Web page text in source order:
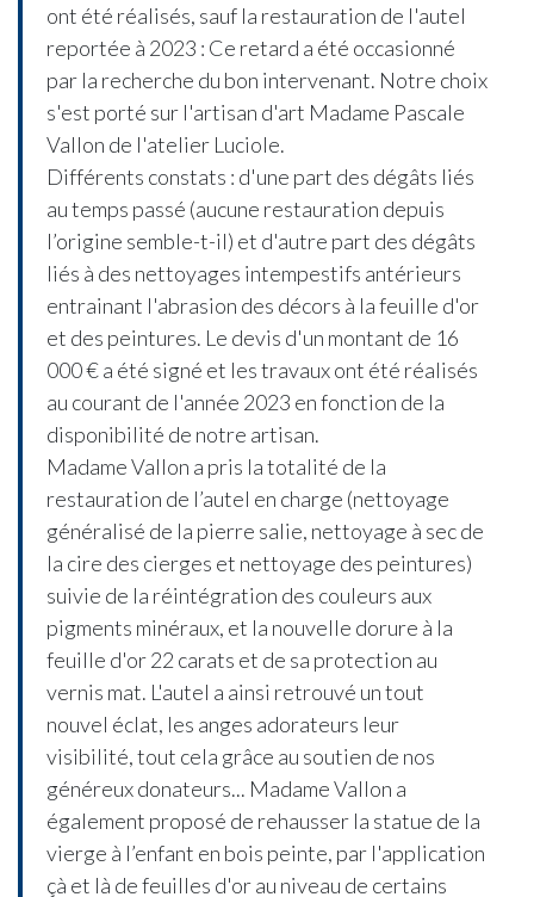
ont été réalisés, sauf la restauration de l'autel
reportée à 2023 : Ce retard a été occasionné
par la recherche du bon intervenant. Notre choix
s'est porté sur l'artisan d'art Madame Pascale
Vallon de l'atelier Luciole.
Différents constats : d'une part des dégâts liés
au temps passé (aucune restauration depuis
l’origine semble-t-il) et d'autre part des dégâts
liés à des nettoyages intempestifs antérieurs
entrainant l'abrasion des décors à la feuille d'or
et des peintures. Le devis d'un montant de 16
000 € a été signé et les travaux ont été réalisés
au courant de l'année 2023 en fonction de la
disponibilité de notre artisan.
Madame Vallon a pris la totalité de la
restauration de l’autel en charge (nettoyage
généralisé de la pierre salie, nettoyage à sec de
la cire des cierges et nettoyage des peintures)
suivie de la réintégration des couleurs aux
pigments minéraux, et la nouvelle dorure à la
feuille d'or 22 carats et de sa protection au
vernis mat. L'autel a ainsi retrouvé un tout
nouvel éclat, les anges adorateurs leur
visibilité, tout cela grâce au soutien de nos
généreux donateurs... Madame Vallon a
également proposé de rehausser la statue de la
vierge à l’enfant en bois peinte, par l'application
çà et là de feuilles d'or au niveau de certains